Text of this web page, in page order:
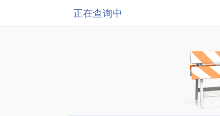
正在查询中